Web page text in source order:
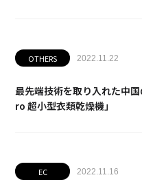
OTHERS 2022.11.22
最先端技術を取り入れた中
ro 超小型衣類乾燥機」
EC 2022.11.16